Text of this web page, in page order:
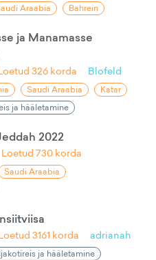
Araabia Bahrein
ja Manamasse
326 korda Blofeld
Saudi Araabia
Katar
ja hääletamine
2022
Loetud 730 korda
Saudi Araabia
3161 korda adrianah
ja hääletamine